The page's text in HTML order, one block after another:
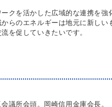
クを活かした広域的な連携を強
らのエネルギーは地元に新しい
を促していきたいです。
議所会頭。岡崎信用金庫会長。